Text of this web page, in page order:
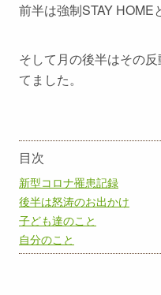
前半は強制STAY HOME
そして月の後半はその
てました。
目次
新型コロナ罹患記録
後半は怒涛のお出かけ
子ども達のこと
自分のこと